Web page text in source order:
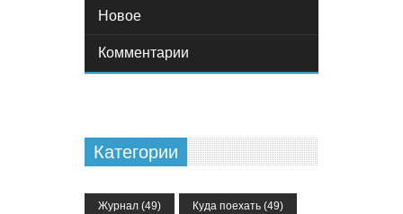
Новое
Комментарии
Категории
Журнал (49) Куда поехать (49)